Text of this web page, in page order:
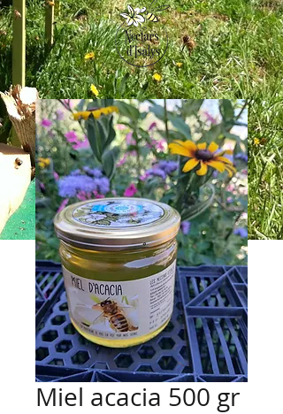
Miel acacia 500 gr